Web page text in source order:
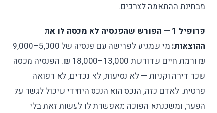
מבחינת ההתאמה לצרכים.
פרופיל 1 — הפורש שהפנסיה לא מכסה לו את
ההוצאות:
מי שמגיע לפרישה עם פנסיה של 5,000–9,000
₪ ורמת חיים שדורשת 13,000–18,000 ₪. הפנסיה מכסה
שכר דירה וקניות — לא נסיעות, לא נכדים, לא רפואה
פרטית. לאדם כזה, הנכס הוא הנכס היחידי שיכול לגשר על
הפער, ומשכנתא הפוכה מאפשרת לו לעשות זאת בלי